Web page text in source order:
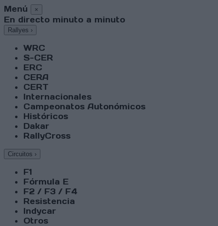
Menú ×
En directo minuto a minuto
Rallyes ›
WRC
S-CER
ERC
CERA
CERT
Internacionales
Campeonatos Autonómicos
Históricos
Dakar
RallyCross
Circuitos ›
F1
Fórmula E
F2 / F3 / F4
Resistencia
Indycar
Otros